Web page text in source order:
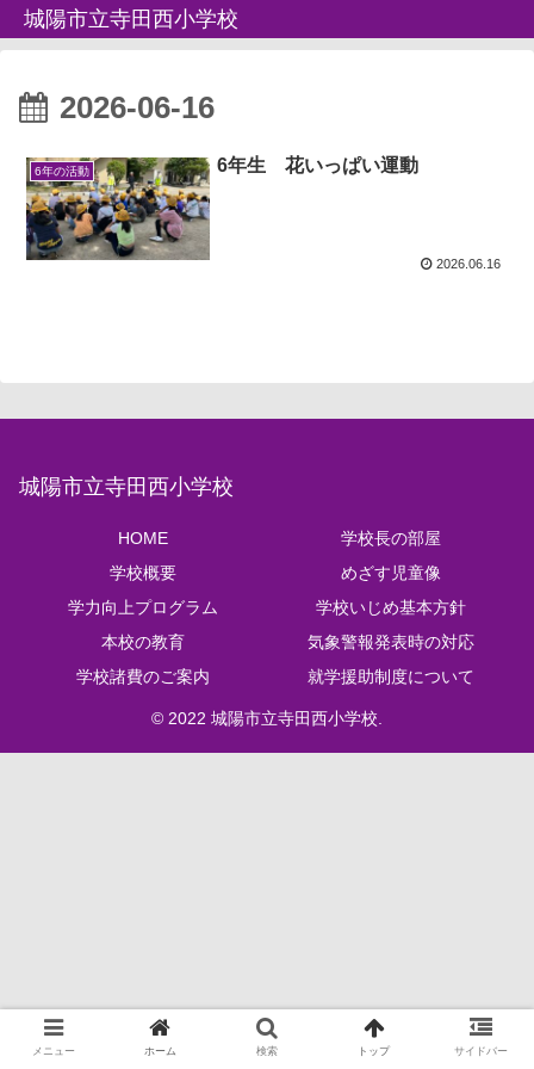
城陽市立寺田西小学校
2026-06-16
6年の活動 6年生 花いっぱい運動
2026.06.16
城陽市立寺田西小学校
HOME
学校長の部屋
学校概要
めざす児童像
学力向上プログラム
学校いじめ基本方針
本校の教育
気象警報発表時の対応
学校諸費のご案内
就学援助制度について
© 2022 城陽市立寺田西小学校.
メニュー ホーム 検索 トップ サイドバー